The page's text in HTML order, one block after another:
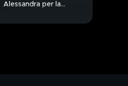
Alessandra per la